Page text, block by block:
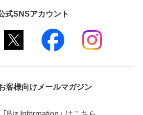
式SNSアカウント
客様向けメールマガジン